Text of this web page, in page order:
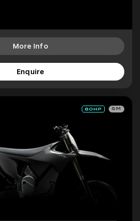
More Info
Enquire
SM